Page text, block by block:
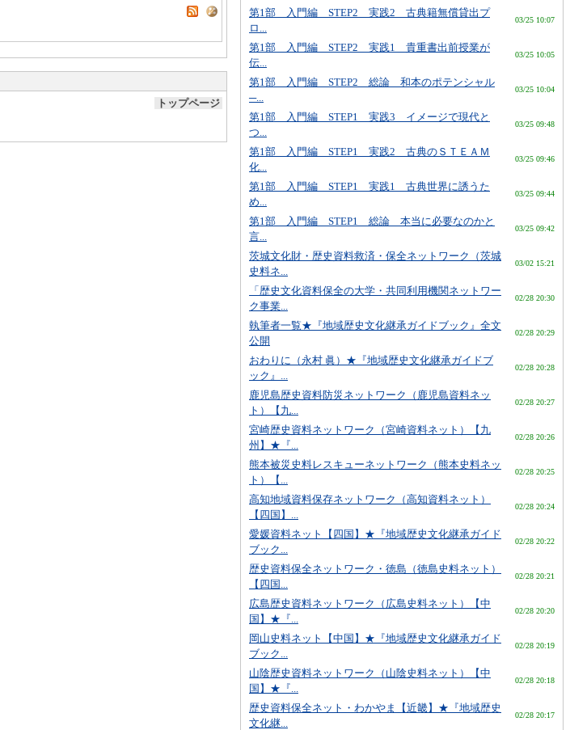
トップページ
第1部 入門編 STEP2 実践2 古典籍無償貸出プ
ロ...
03/25 10:07
第1部 入門編 STEP2 実践1 貴重書出前授業が
伝...
03/25 10:05
第1部 入門編 STEP2 総論 和本のポテンシャル
─...
03/25 10:04
第1部 入門編 STEP1 実践3 イメージで現代と
つ...
03/25 09:48
第1部 入門編 STEP1 実践2 古典のＳＴＥＡＭ
化...
03/25 09:46
第1部 入門編 STEP1 実践1 古典世界に誘うた
め...
03/25 09:44
第1部 入門編 STEP1 総論 本当に必要なのかと
言...
03/25 09:42
茨城文化財・歴史資料救済・保全ネットワーク（茨城
史料ネ...
03/02 15:21
「歴史文化資料保全の大学・共同利用機関ネットワー
ク事業...
02/28 20:30
執筆者一覧★『地域歴史文化継承ガイドブック』全文
公開
02/28 20:29
おわりに（永村 眞）★『地域歴史文化継承ガイドブ
ック』...
02/28 20:28
鹿児島歴史資料防災ネットワーク（鹿児島資料ネッ
ト）【九...
02/28 20:27
宮崎歴史資料ネットワーク（宮崎資料ネット）【九
州】★『...
02/28 20:26
熊本被災史料レスキューネットワーク（熊本史料ネッ
ト）【...
02/28 20:25
高知地域資料保存ネットワーク（高知資料ネット）
【四国】...
02/28 20:24
愛媛資料ネット【四国】★『地域歴史文化継承ガイド
ブック...
02/28 20:22
歴史資料保全ネットワーク・徳島（徳島史料ネット）
【四国...
02/28 20:21
広島歴史資料ネットワーク（広島史料ネット）【中
国】★『...
02/28 20:20
岡山史料ネット【中国】★『地域歴史文化継承ガイド
ブック...
02/28 20:19
山陰歴史資料ネットワーク（山陰史料ネット）【中
国】★『...
02/28 20:18
歴史資料保全ネット・わかやま【近畿】★『地域歴史
文化継...
02/28 20:17